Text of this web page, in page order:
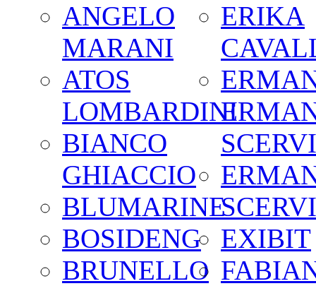
ANGELO
MARANI
ATOS
LOMBARDINI
BIANCO
GHIACCIO
BLUMARINE
BOSIDENG
BRUNELLO
ERIKA
EXIBIT